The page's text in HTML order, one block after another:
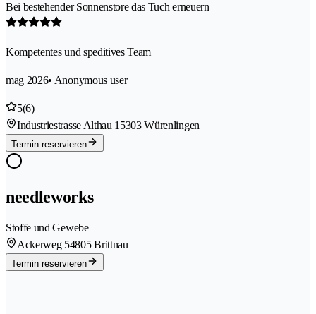
Bei bestehender Sonnenstore das Tuch erneuern
Kompetentes und speditives Team
mag 2026• Anonymous user
5(6)
Industriestrasse Althau 1 5303 Würenlingen
Termin reservieren
needleworks
Stoffe und Gewebe
Ackerweg 54805 Brittnau
Termin reservieren